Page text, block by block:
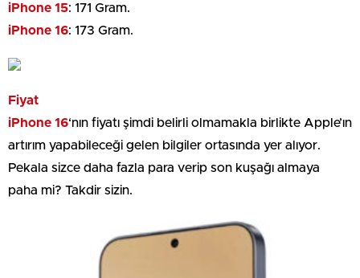
iPhone 15: 171 Gram.
iPhone 16: 173 Gram.
Fiyat
iPhone 16‘nın fiyatı şimdi belirli olmamakla birlikte Apple’ın
artırım yapabileceği gelen bilgiler ortasında yer alıyor.
Pekala sizce daha fazla para verip son kuşağı almaya
paha mi? Takdir sizin.